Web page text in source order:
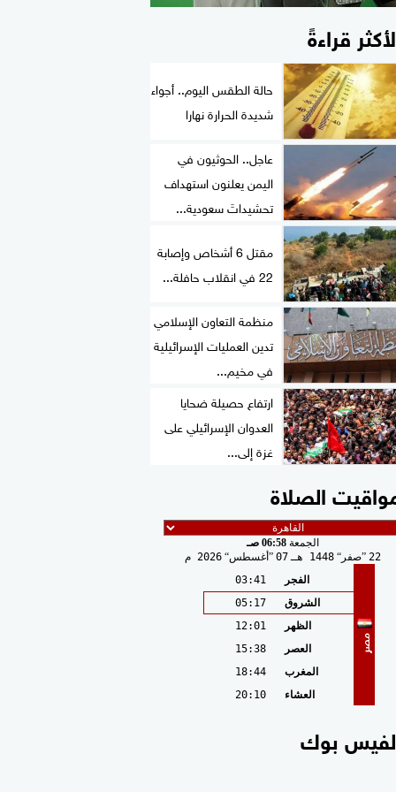
قراءةً
حالة الطقس اليوم.. أجواء
شديدة الحرارة نهارا
عاجل.. الحوثيون في
اليمن يعلنون استهداف
تحشيداتَ سعودية...
مقتل 6 أشخاص وإصابة
22 في انقلاب حافلة...
منظمة التعاون الإسلامي
تدين العمليات الإسرائيلية
في مخيم...
ارتفاع حصيلة ضحايا
العدوان الإسرائيلي على
غزة إلى...
الصلاة
الجمعة 06:58 صـ
22 صفر 1448 هـ 07 أغسطس 2026 م
مصر
الفجر
03:41
الشروق
05:17
الظهر
12:01
العصر
15:38
المغرب
18:44
العشاء
20:10
بوك